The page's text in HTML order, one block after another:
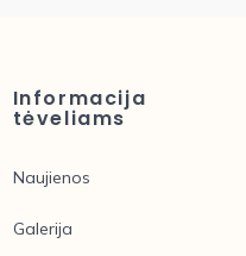
Informacija
tėveliams
Naujienos
Galerija